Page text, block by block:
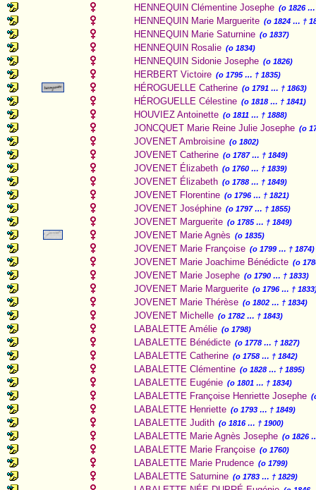
HENNEQUIN Clémentine Josephe (o 1826 …
HENNEQUIN Marie Marguerite (o 1824 … †
HENNEQUIN Marie Saturnine (o 1837)
HENNEQUIN Rosalie (o 1834)
HENNEQUIN Sidonie Josephe (o 1826)
HERBERT Victoire (o 1795 … † 1835)
HÉROGUELLE Catherine (o 1791 … † 1863)
HÉROGUELLE Célestine (o 1818 … † 1841)
HOUVIEZ Antoinette (o 1811 … † 1888)
JONCQUET Marie Reine Julie Josephe (o
JOVENET Ambroisine (o 1802)
JOVENET Catherine (o 1787 … † 1849)
JOVENET Élizabeth (o 1760 … † 1839)
JOVENET Élizabeth (o 1788 … † 1849)
JOVENET Florentine (o 1796 … † 1821)
JOVENET Joséphine (o 1797 … † 1855)
JOVENET Marguerite (o 1785 … † 1849)
JOVENET Marie Agnès (o 1835)
JOVENET Marie Françoise (o 1799 … † 1874)
JOVENET Marie Joachime Bénédicte (o
JOVENET Marie Josephe (o 1790 … † 1833)
JOVENET Marie Marguerite (o 1796 … †
JOVENET Marie Thérèse (o 1802 … † 1834)
JOVENET Michelle (o 1782 … † 1843)
LABALETTE Amélie (o 1798)
LABALETTE Bénédicte (o 1778 … † 1827)
LABALETTE Catherine (o 1758 … † 1842)
LABALETTE Clémentine (o 1828 … † 1895)
LABALETTE Eugénie (o 1801 … † 1834)
LABALETTE Françoise Henriette Josephe
LABALETTE Henriette (o 1793 … † 1849)
LABALETTE Judith (o 1816 … † 1900)
LABALETTE Marie Agnès Josephe (o 1826
LABALETTE Marie Françoise (o 1760)
LABALETTE Marie Prudence (o 1799)
LABALETTE Saturnine (o 1783 … † 1829)